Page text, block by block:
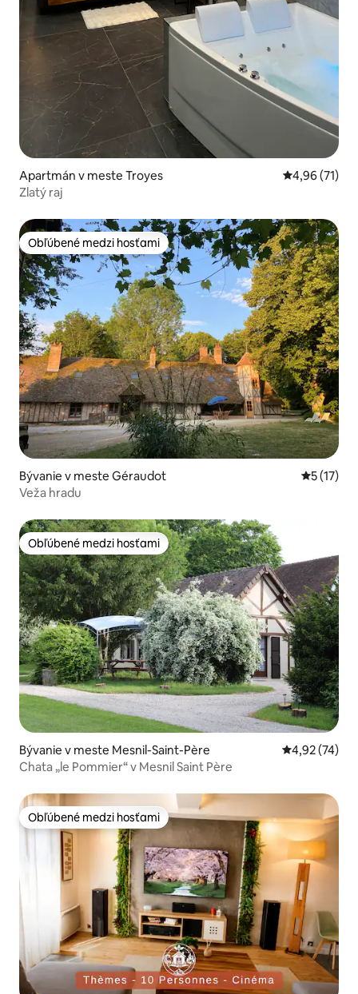
Apartmán v meste Troyes Priemerné
4,96 (71)
Zlatý raj
Obľúbené medzi hosťami
Obľúbené medzi hosťami
Bývanie v meste Géraudot
5 (17)
Veža hradu
Obľúbené medzi hosťami
Obľúbené medzi hosťami
Bývanie v meste Mesnil-Saint-Père Priemerné
4,92 (74)
Chata „le Pommier“ v Mesnil Saint Père
Obľúbené medzi hosťami
Obľúbené medzi hosťami